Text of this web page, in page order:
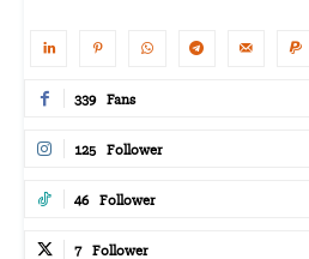
339 Fans
125 Follower
46 Follower
7 Follower